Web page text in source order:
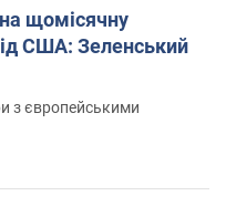
щомісячну
США: Зеленський
з європейськими